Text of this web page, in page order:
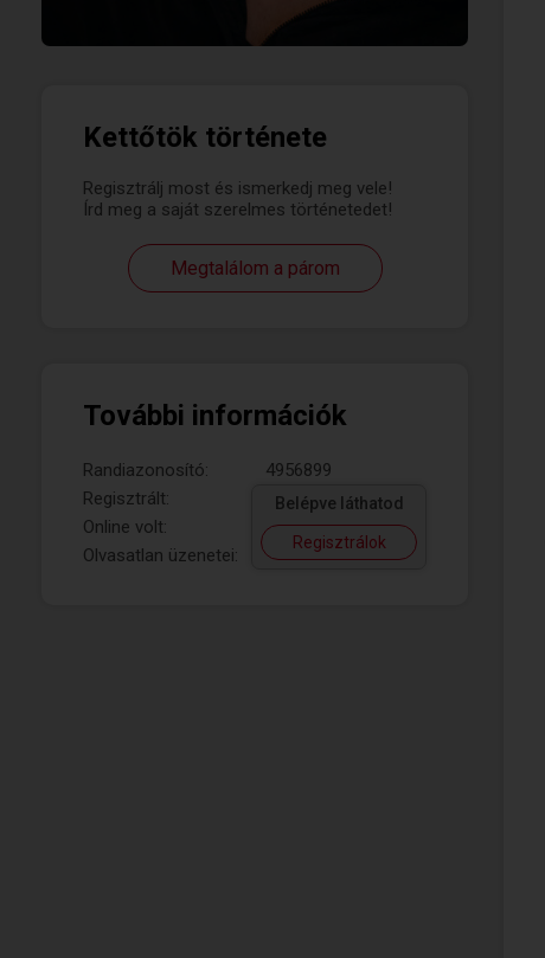
Kettőtök története
Regisztrálj most és ismerkedj meg vele!
Írd meg a saját szerelmes történetedet!
Megtalálom a párom
További információk
Randiazonosító:
4956899
Regisztrált:
Online volt:
Olvasatlan üzenetei:
Belépve láthatod
Regisztrálok